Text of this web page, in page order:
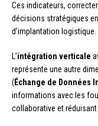
Ces indicateurs,
décisions stratégiques
d’implantation logistique.
L’intégration verticale
représente une autre
(Échange de Données
informations avec les
collaborative et